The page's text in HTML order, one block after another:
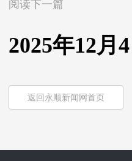
阅读下一篇
2025年12月
返回永顺新闻网首页